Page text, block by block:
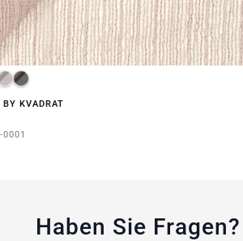
BY KVADRAT
Haben Sie Fragen?